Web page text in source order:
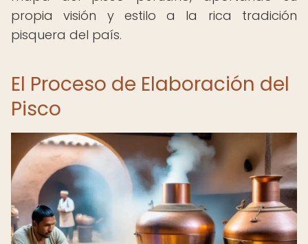
propia visión y estilo a la rica tradición
pisquera del país.
El Proceso de Elaboración del
Pisco